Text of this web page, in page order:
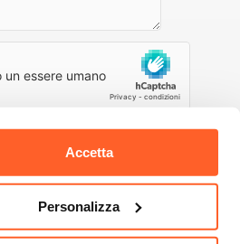
Accetta
Personalizza